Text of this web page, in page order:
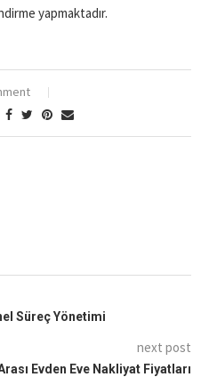
yapmaktadır.
Süreç Yönetimi
next post
Evden Eve Nakliyat Fiyatları